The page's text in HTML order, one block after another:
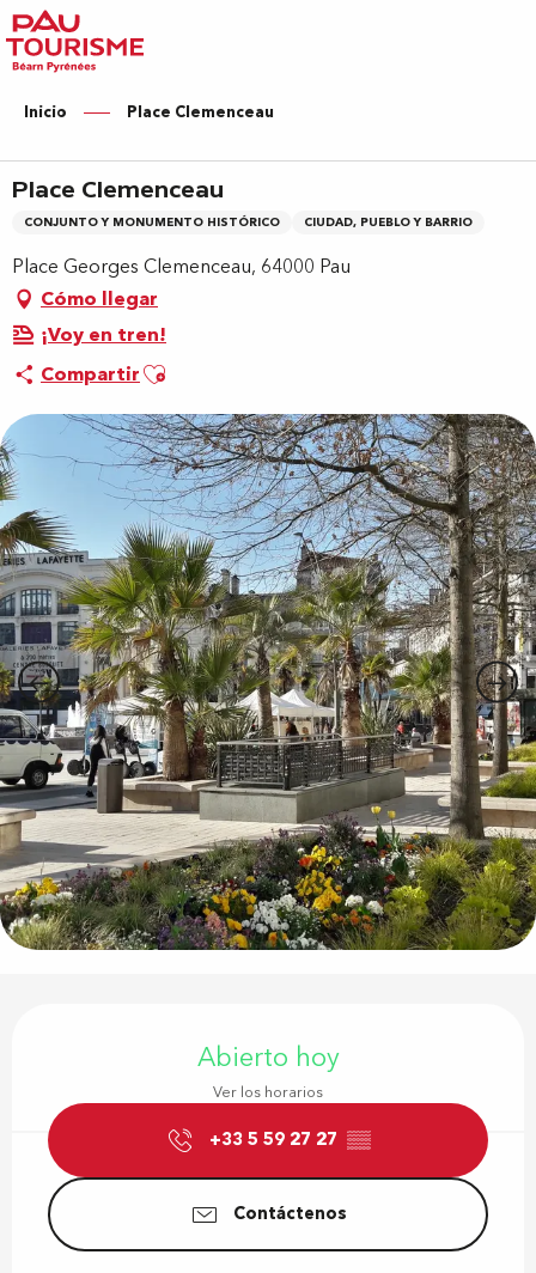
Aller
au
contenu
principal
Inicio Place Clemenceau
Place Clemenceau
CONJUNTO Y MONUMENTO HISTÓRICO CIUDAD, PUEBLO Y BARRIO
Place Georges Clemenceau, 64000 Pau
Cómo llegar
¡Voy en tren!
CompartirAjouter aux favoris
Abierto hoy
Ver los horarios
+33 5 59 27 27 ▒▒
Contáctenos